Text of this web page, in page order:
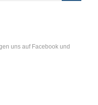
uns auf Facebook und